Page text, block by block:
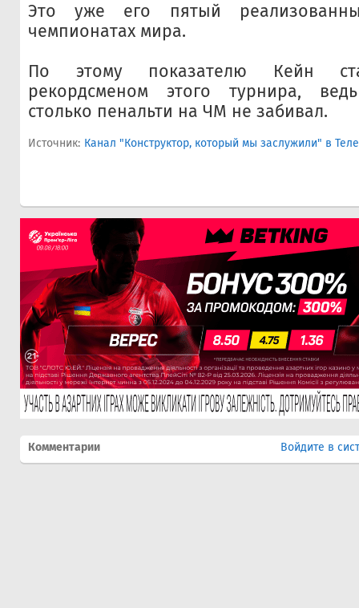
Это уже его пятый
чемпионатах мира.
По этому показателю Кейн
рекордсменом этого турнира,
столько пенальти на ЧМ не забивал.
Источник: Канал "Конструктор, который мы заслужили" в
Комментарии Войдите в